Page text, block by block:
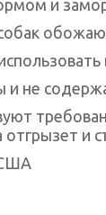
и
и не
отгрызет и